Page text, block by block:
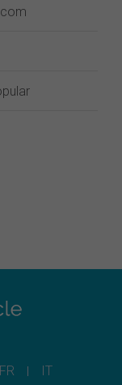
FR IT